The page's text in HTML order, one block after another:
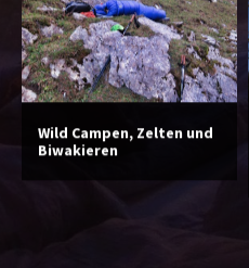
Wild Campen, Zelten und
Biwakieren